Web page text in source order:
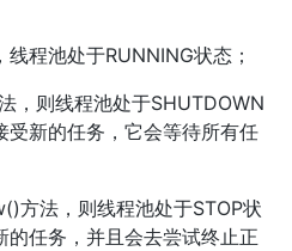
程池处于RUNNING状态；
，则线程池处于SHUTDOWN
受新的任务，它会等待所有任
方法，则线程池处于STOP状
的任务，并且会去尝试终止正